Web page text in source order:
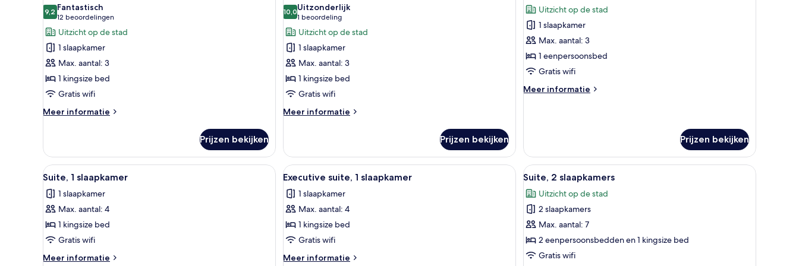
voor
Klassieke
kamer,
kingsize
bed
laden
9,29,2 van 10
Fantastisch
12 beoordelingen
(12
beoordelingen)
Uitzicht op de stad
1 slaapkamer
Max. aantal: 3
1 kingsize bed
Gratis wifi
Meer informatie
Meer
kamer,
kingsize
Prijzen bekijken
voor
Executive
kamer,
kingsize
bed
laden
10,010,0 van 10
Uitzonderlijk
1 beoordeling
(1
beoordeling)
Uitzicht op de stad
1 slaapkamer
Max. aantal: 3
1 kingsize bed
Gratis wifi
Meer informatie
Meer
kamer,
kingsize
Prijzen bekijken
voor
Executive
Twin
kamer,
1
laden
Uitzicht op de stad
1 slaapkamer
Max. aantal: 3
1 eenpersoonsbed
Gratis wifi
Meer informatie
Meer
1
eenpersoonsbed
Prijzen bekijken
Alle
foto's
voor
Suite,
1
slaapkamer
laden
Een hotelkamer met een groot bed, twee nachtkastjes met lampen, een stoel en een schilderij aan de muur.
7
Suite, 1 slaapkamer
1 slaapkamer
Max. aantal: 4
1 kingsize bed
Gratis wifi
Meer informatie
Meer
Alle
foto's
voor
Executive
suite,
1
slaapkamer
Luxe beddengoed, een minibar, een kluis op de kamer, een bureau
9
Executive suite, 1 slaapkamer
1 slaapkamer
Max. aantal: 4
1 kingsize bed
Gratis wifi
Meer informatie
Meer
Alle
foto's
voor
Suite,
2
slaapkamers
laden
Een hotelkamer met een groot bed, een
10
Suite, 2 slaapkamers
Uitzicht op de stad
2 slaapkamers
Max. aantal: 7
2 eenpersoonsbedden en 1 kingsize bed
Gratis wifi